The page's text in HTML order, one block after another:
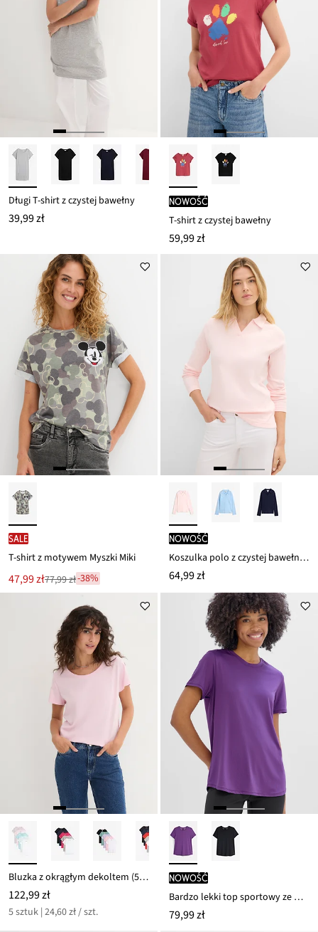
Długi T-shirt z czystej bawełny
39,99 zł
nowość
T-shirt z czystej bawełny
59,99 zł
SALE
T-shirt z motywem Myszki Miki
Nowa
cena
47,99 zł
Przeceniono
77,99 zł-38%
nowość
Koszulka polo z czystej bawełny organicznej
64,99 zł
Bluzka z okrągłym dekoltem (5 szt.)
122,99 zł
5 sztuk | 24,60 zł / szt.
nowość
Bardzo lekki top sportowy ze wstawkami z siateczki, szybkoschnący
79,99 zł